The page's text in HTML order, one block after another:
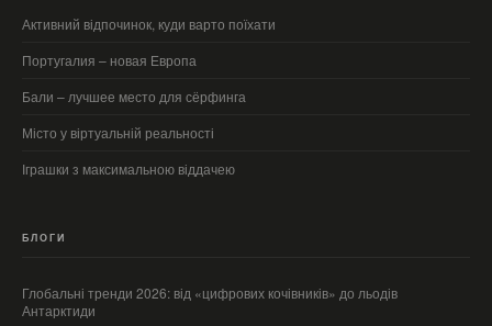
Активний відпочинок, куди варто поїхати
Португалия – новая Европа
Бали – лучшее место для сёрфинга
Місто у віртуальній реальності
Іграшки з максимальною віддачею
БЛОГИ
Глобальні тренди 2026: від «цифрових кочівників» до льодів
Антарктиди